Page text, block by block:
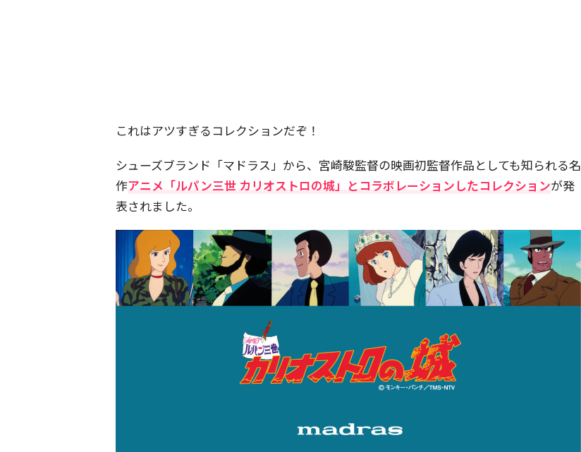
これはアツすぎるコレクションだぞ！
シューズブランド「マドラス」から、宮崎駿監督の映画初監督作品としても知られる名
作アニメ「ルパン三世 カリオストロの城」とコラボレーションしたコレクションが発
表されました。